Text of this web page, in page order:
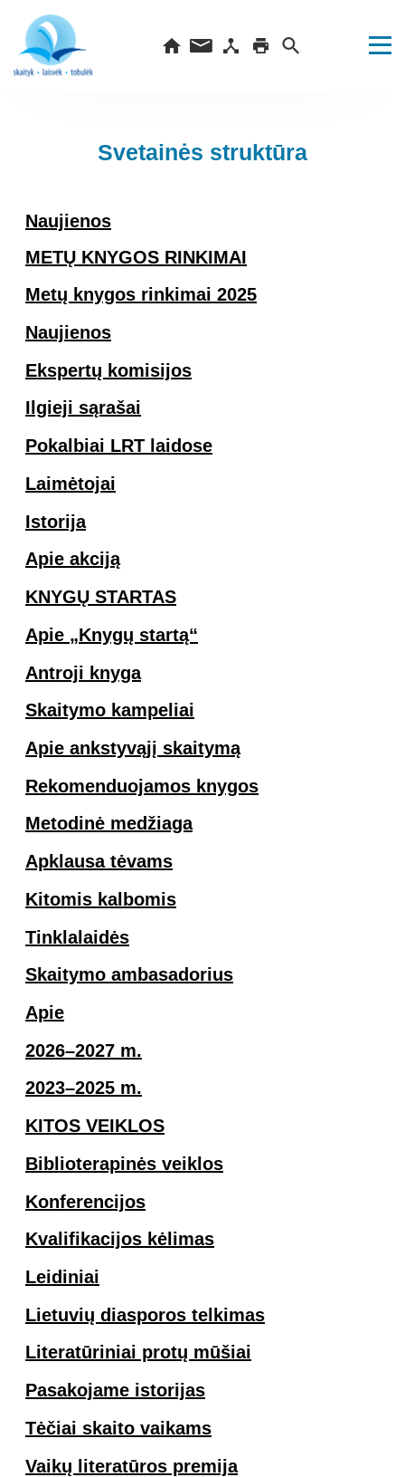
Svetainės struktūra
Naujienos
METŲ KNYGOS RINKIMAI
Metų knygos rinkimai 2025
Naujienos
Ekspertų komisijos
Ilgieji sąrašai
Pokalbiai LRT laidose
Laimėtojai
Istorija
Apie akciją
KNYGŲ STARTAS
Apie „Knygų startą“
Antroji knyga
Skaitymo kampeliai
Apie ankstyvąjį skaitymą
Rekomenduojamos knygos
Metodinė medžiaga
Apklausa tėvams
Kitomis kalbomis
Tinklalaidės
Skaitymo ambasadorius
Apie
2026–2027 m.
2023–2025 m.
KITOS VEIKLOS
Biblioterapinės veiklos
Konferencijos
Kvalifikacijos kėlimas
Leidiniai
Lietuvių diasporos telkimas
Literatūriniai protų mūšiai
Pasakojame istorijas
Tėčiai skaito vaikams
Vaikų literatūros premija